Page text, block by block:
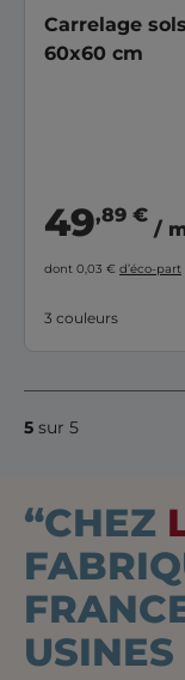
Carrelage
60x60 cm
49,89 €
/
dont 0,03 € d’éco-part
3 couleurs
5 sur 5
“CHEZ
USINES